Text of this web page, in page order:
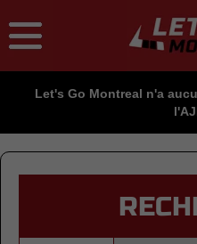
Let's Go Montreal n'a